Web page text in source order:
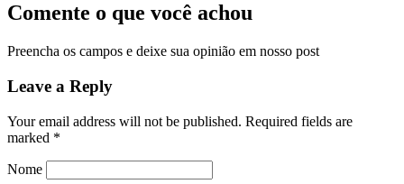
Comente o que você achou
Preencha os campos e deixe sua opinião em nosso post
Leave a Reply
Your email address will not be published. Required fields are
marked *
Nome